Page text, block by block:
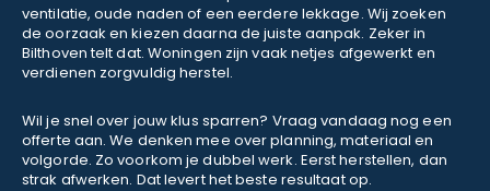
ventilatie, oude naden of een eerdere lekkage. Wij zoeken
de oorzaak en kiezen daarna de juiste aanpak. Zeker in
Bilthoven telt dat. Woningen zijn vaak netjes afgewerkt en
verdienen zorgvuldig herstel.
Wil je snel over jouw klus sparren? Vraag vandaag nog een
offerte aan. We denken mee over planning, materiaal en
volgorde. Zo voorkom je dubbel werk. Eerst herstellen, dan
strak afwerken. Dat levert het beste resultaat op.